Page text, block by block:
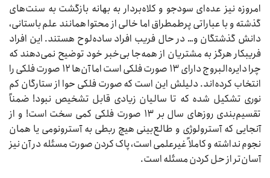
امروزه نیز عده‌ای سودجو و کلاه‌بردار به بهانه بازگشت به سنت‌های
گذشته و با عباراتی پرطمطراق اما خالی از محتوا همانند علم باستانی،
دانش گذشتگان و… در حال فریب افراد ساده‌لوح هستند. این افراد
فریبکار هرگز به مشتریان از همه‌جا بی‌خبر خود توضیح نمی‌دهند که
چرا دایره‌البروج دارای ۱۳ صورت فلکی است اما آن‌ها ۱۲ صورت فلکی را
انتخاب کرده‌اند. دلیلش این است که صورت فلکی حوا از ستارگان کم
نوری تشکیل شده که تا سالیان زیادی قابل تشخیص نبود! ضمناً
تقسیم‌بندی روزهای سال بر ۱۳ صورت فلکی کمی سخت است! و از
آنجایی که آسترولوژی و طالع‌بینی هیچ ربطی به آسترونومی یا همان
نجوم نداشته و کاملاً غیرعلمی است، پاک کردن صورت مسئله در آن نیز
آسان‌تر از حل کردن مسئله است.